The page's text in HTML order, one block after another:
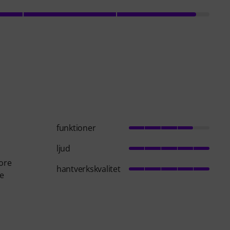
funktioner
ljud
hantverkskvalitet